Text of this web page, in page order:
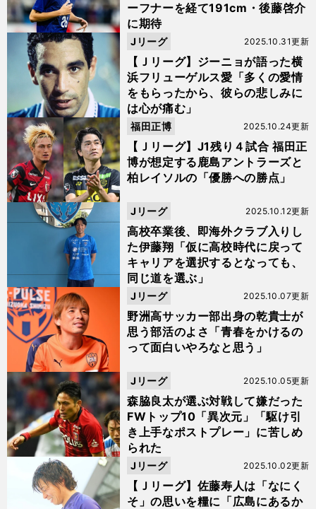
ーフナーを経て191cm・後藤啓介
に期待
【Ｊリーグ】ジーニョが語った横
浜フリューゲルス愛「多くの愛情
をもらったから、彼らの悲しみに
は心が痛む」
2025.10.31更新
Jリーグ
【Ｊリーグ】J1残り４試合 福田正
博が想定する鹿島アントラーズと
柏レイソルの「優勝への勝点」
2025.10.24更新
福田正博
高校卒業後、即海外クラブ入りし
た伊藤翔「仮に高校時代に戻って
キャリアを選択するとなっても、
同じ道を選ぶ」
2025.10.12更新
Jリーグ
野洲高サッカー部出身の乾貴士が
思う部活のよさ「青春をかけるの
って面白いやろなと思う」
2025.10.07更新
Jリーグ
森脇良太が選ぶ対戦して嫌だった
FWトップ10「異次元」「駆け引
き上手なポストプレー」に苦しめ
られた
2025.10.05更新
Jリーグ
【Ｊリーグ】佐藤寿人は「なにく
そ」の思いを糧に「広島にあるか
2025.10.02更新
Jリーグ